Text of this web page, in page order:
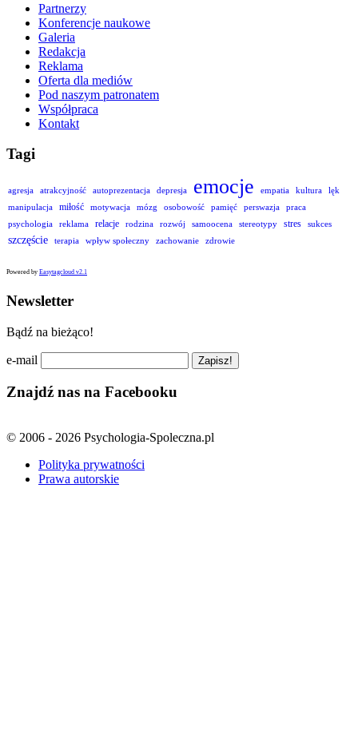
Partnerzy
Konferencje naukowe
Galeria
Redakcja
Reklama
Oferta dla mediów
Pod naszym patronatem
Współpraca
Kontakt
Tagi
agresja atrakcyjność autoprezentacja depresja emocje empatia kultura
lęk
manipulacja
miłość motywacja mózg osobowość pamięć perswazja
praca
psychologia
reklama relacje rodzina rozwój samoocena stereotypy stres sukces
szczęście terapia wpływ społeczny zachowanie zdrowie
Powered by Easytagcloud v2.1
Newsletter
Bądź na bieżąco!
e-mail
Znajdź nas na Facebooku
© 2006 - 2026 Psychologia-Spoleczna.pl
Polityka prywatności
Prawa autorskie